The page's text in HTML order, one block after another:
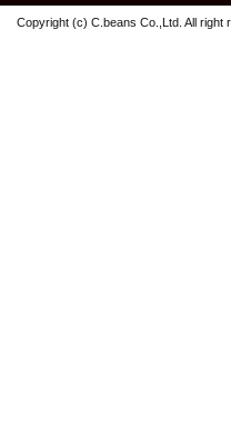
Copyright (c) C.beans Co.,Ltd. All right